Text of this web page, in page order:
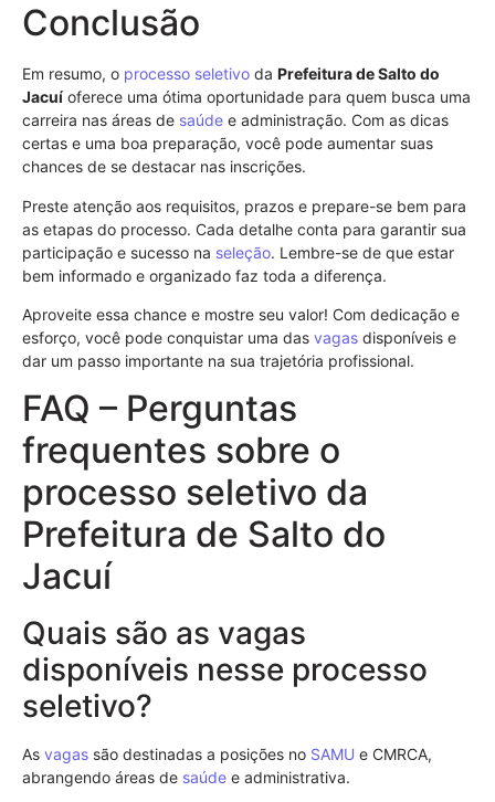
Conclusão
Em resumo, o processo seletivo da Prefeitura de Salto do
Jacuí oferece uma ótima oportunidade para quem busca uma
carreira nas áreas de saúde e administração. Com as dicas
certas e uma boa preparação, você pode aumentar suas
chances de se destacar nas inscrições.
Preste atenção aos requisitos, prazos e prepare-se bem para
as etapas do processo. Cada detalhe conta para garantir sua
participação e sucesso na seleção. Lembre-se de que estar
bem informado e organizado faz toda a diferença.
Aproveite essa chance e mostre seu valor! Com dedicação e
esforço, você pode conquistar uma das vagas disponíveis e
dar um passo importante na sua trajetória profissional.
FAQ – Perguntas
frequentes sobre o
processo seletivo da
Prefeitura de Salto do
Jacuí
Quais são as vagas
disponíveis nesse processo
seletivo?
As vagas são destinadas a posições no SAMU e CMRCA,
abrangendo áreas de saúde e administrativa.